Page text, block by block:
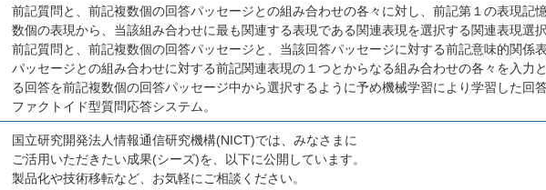
前記質問と、前記複数個の回答パッセージとの組み合わせの各々に対し、前記第１の表現記
数個の表現から、当該組み合わせに最も関連する表現である関連表現を選択する関連表現選択
前記質問と、前記複数個の回答パッセージと、当該回答パッセージに対する前記意味的関係
パッセージとの組み合わせに対する前記関連表現の１つとからなる組み合わせの各々を入力
る回答を前記複数個の回答パッセージ中から選択するように予め機械学習により学習した回
ファクトイド型質問応答システム。
国立研究開発法人情報通信研究機構(NICT)では、みなさまに
ご活用いただきたい成果(シーズ)を、以下に公開しています。
製品化や技術移転など、お気軽にご相談ください。